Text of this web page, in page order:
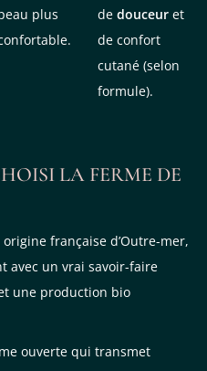
plus
de douceur et
de confort
cutané (selon
formule).
LA FERME DE
française d’Outre-mer,
avec un vrai savoir-faire
une production bio
ouverte qui transmet